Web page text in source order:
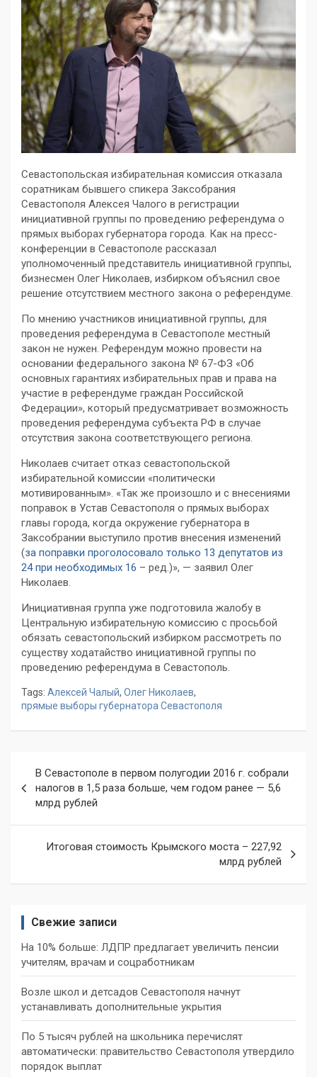
Севастопольская избирательная комиссия отказала
соратникам бывшего спикера Заксобрания
Севастополя Алексея Чалого в регистрации
инициативной группы по проведению референдума о
прямых выборах губернатора города. Как на пресс-
конференции в Севастополе рассказал
уполномоченный представитель инициативной группы,
бизнесмен Олег Николаев, избирком объяснил свое
решение отсутствием местного закона о референдуме.
По мнению участников инициативной группы, для
проведения референдума в Севастополе местный
закон не нужен. Референдум можно провести на
основании федерального закона № 67-ФЗ «Об
основных гарантиях избирательных прав и права на
участие в референдуме граждан Российской
Федерации», который предусматривает возможность
проведения референдума субъекта РФ в случае
отсутствия закона соответствующего региона.
Николаев считает отказ севастопольской
избирательной комиссии «политически
мотивированным». «Так же произошло и с внесениями
поправок в Устав Севастополя о прямых выборах
главы города, когда окружение губернатора в
Заксобрании выступило против внесения изменений
(за поправки проголосовало только 13 депутатов из
24 при необходимых 16 – ред.)», — заявил Олег
Николаев.
Инициативная группа уже подготовила жалобу в
Центральную избирательную комиссию с просьбой
обязать севастопольский избирком рассмотреть по
существу ходатайство инициативной группы по
проведению референдума в Севастополь.
Tags: Алексей Чалый, Олег Николаев,
прямые выборы губернатора Севастополя
по
записям
В Севастополе в первом полугодии 2016 г. собрали
налогов в 1,5 раза больше, чем годом ранее — 5,6
млрд рублей
Итоговая стоимость Крымского моста – 227,92
млрд рублей
Свежие записи
На 10% больше: ЛДПР предлагает увеличить пенсии
учителям, врачам и соцработникам
Возле школ и детсадов Севастополя начнут
устанавливать дополнительные укрытия
По 5 тысяч рублей на школьника перечислят
автоматически: правительство Севастополя утвердило
порядок выплат